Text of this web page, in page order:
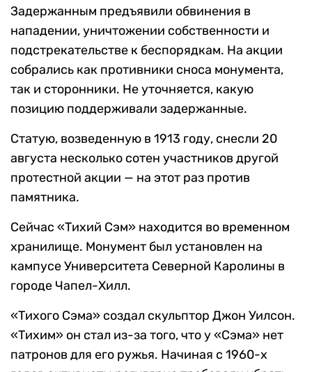
Задержанным предъявили обвинения в
нападении, уничтожении собственности и
подстрекательстве к беспорядкам. На акции
собрались как противники сноса монумента,
так и сторонники. Не уточняется, какую
позицию поддерживали задержанные.
Статую, возведенную в 1913 году, снесли 20
августа несколько сотен участников другой
протестной акции — на этот раз против
памятника.
Сейчас «Тихий Сэм» находится во временном
хранилище. Монумент был установлен на
кампусе Университета Северной Каролины в
городе Чапел-Хилл.
«Тихого Сэма» создал скульптор Джон Уилсон.
«Тихим» он стал из-за того, что у «Сэма» нет
патронов для его ружья. Начиная с 1960-х